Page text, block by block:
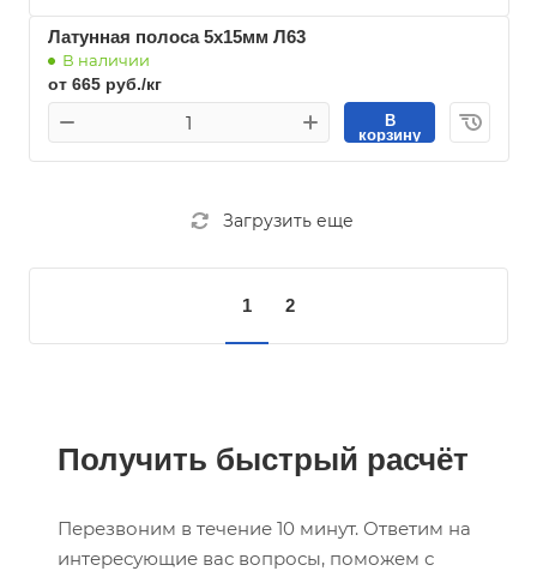
Латунная полоса 5х15мм Л63
В наличии
от 665 руб./кг
В
корзину
Загрузить еще
1 2
Получить быстрый расчёт
Перезвоним в течение 10 минут. Ответим на
интересующие вас вопросы, поможем с